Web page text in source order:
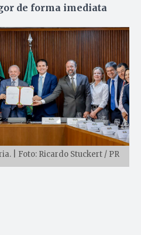
de forma imediata
| Foto: Ricardo Stuckert / PR